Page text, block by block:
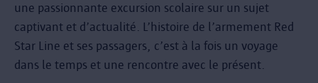
une passionnante excursion scolaire sur un sujet
captivant et d’actualité. L’histoire de l’armement Red
Star Line et ses passagers, c’est à la fois un voyage
dans le temps et une rencontre avec le présent.